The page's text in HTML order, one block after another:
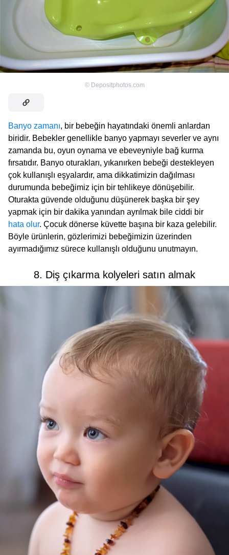
© Depositphotos.com
Banyo zamanı, bir bebeğin hayatındaki önemli anlardan
biridir. Bebekler genellikle banyo yapmayı severler ve aynı
zamanda bu, oyun oynama ve ebeveyniyle bağ kurma
fırsatıdır. Banyo oturakları, yıkanırken bebeği destekleyen
çok kullanışlı eşyalardır, ama dikkatimizin dağılması
durumunda bebeğimiz için bir tehlikeye dönüşebilir.
Oturakta güvende olduğunu düşünerek başka bir şey
yapmak için bir dakika yanından ayrılmak bile ciddi bir
hata olur. Çocuk dönerse küvette başına bir kaza gelebilir.
Böyle ürünlerin, gözlerimizi bebeğimizin üzerinden
ayırmadığımız sürece kullanışlı olduğunu unutmayın.
8. Diş çıkarma kolyeleri satın almak